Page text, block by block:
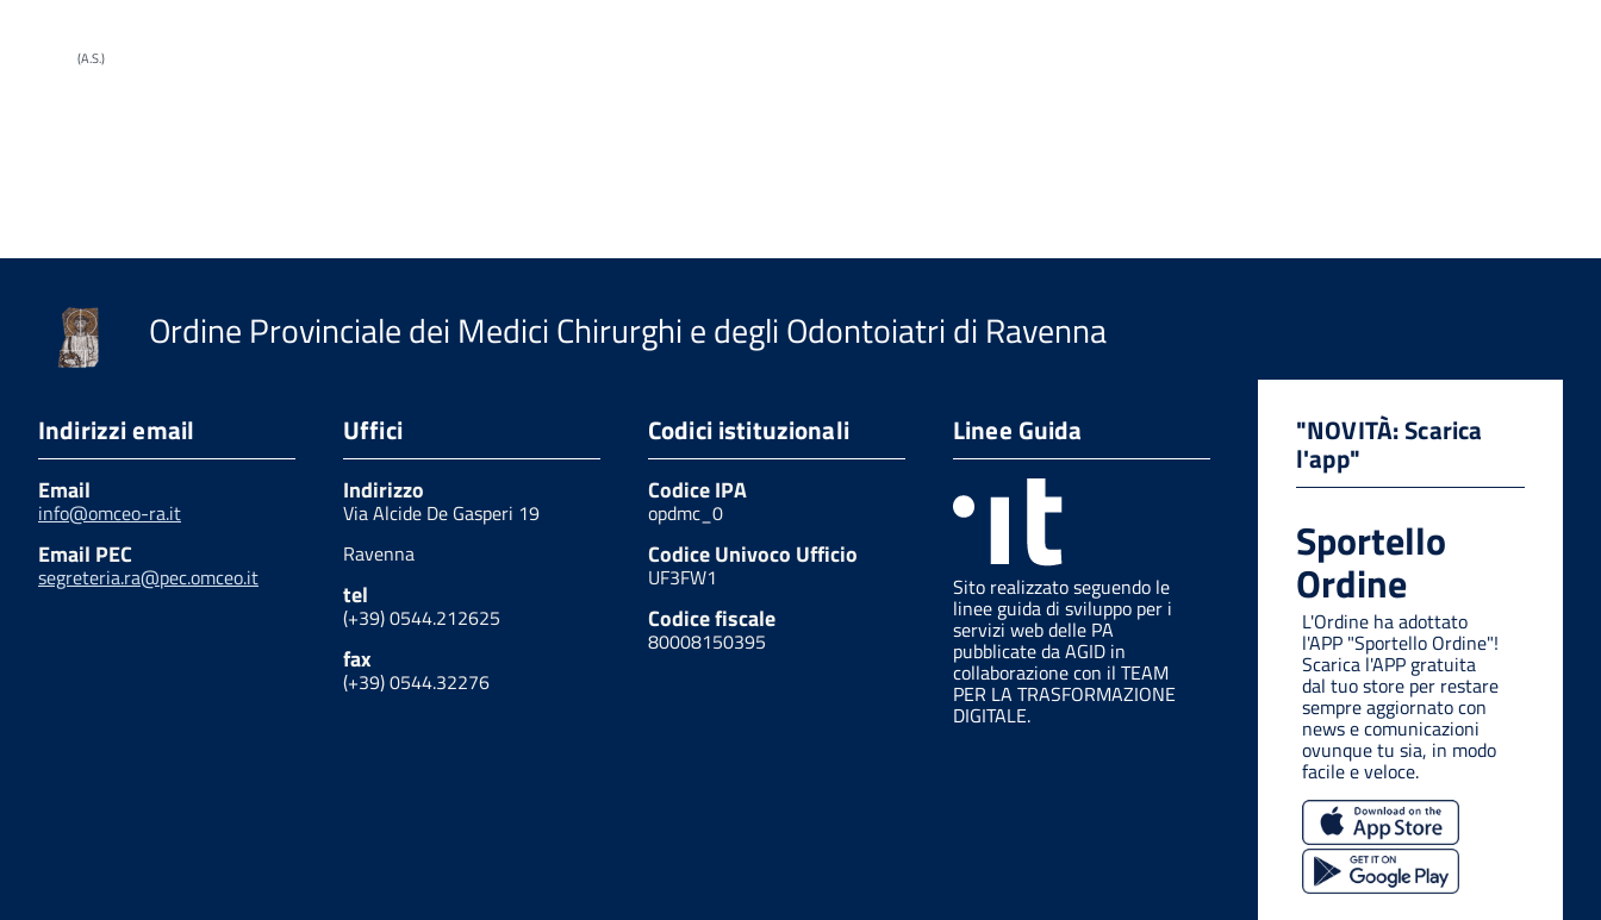
(A.S.)
Ordine Provinciale dei Medici Chirurghi e degli Odontoiatri di Ravenna
Indirizzi email
Email
info@omceo-ra.it
Email PEC
segreteria.ra@pec.omceo.it
Uffici
Indirizzo
Via Alcide De Gasperi 19
Ravenna
tel
(+39) 0544.212625
fax
(+39) 0544.32276
Codici istituzionali
Codice IPA
opdmc_0
Codice Univoco Ufficio
UF3FW1
Codice fiscale
80008150395
Linee Guida
Sito realizzato seguendo le
linee guida di sviluppo per i
servizi web delle PA
pubblicate da AGID in
collaborazione con il TEAM
PER LA TRASFORMAZIONE
DIGITALE.
"NOVITÀ: Scarica
l'app"
Sportello
Ordine
L'Ordine ha adottato
l'APP "Sportello Ordine"!
Scarica l'APP gratuita
dal tuo store per restare
sempre aggiornato con
news e comunicazioni
ovunque tu sia, in modo
facile e veloce.